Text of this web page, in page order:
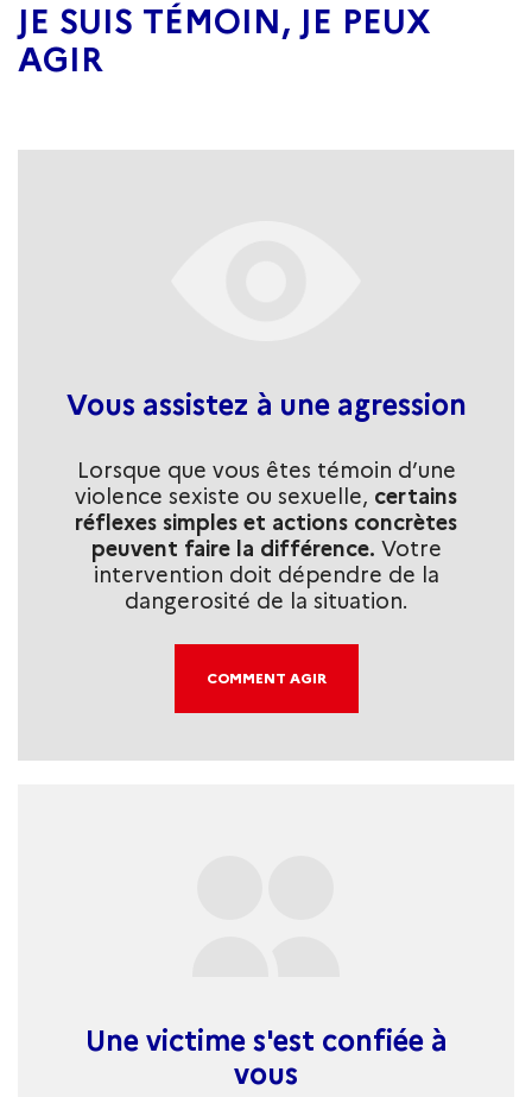
JE SUIS TÉMOIN, JE PEUX
AGIR
Vous assistez à une agression
Lorsque que vous êtes témoin d’une
violence sexiste ou sexuelle, certains
réflexes simples et actions concrètes
peuvent faire la différence. Votre
intervention doit dépendre de la
dangerosité de la situation.
COMMENT AGIR
Une victime s'est confiée à
vous